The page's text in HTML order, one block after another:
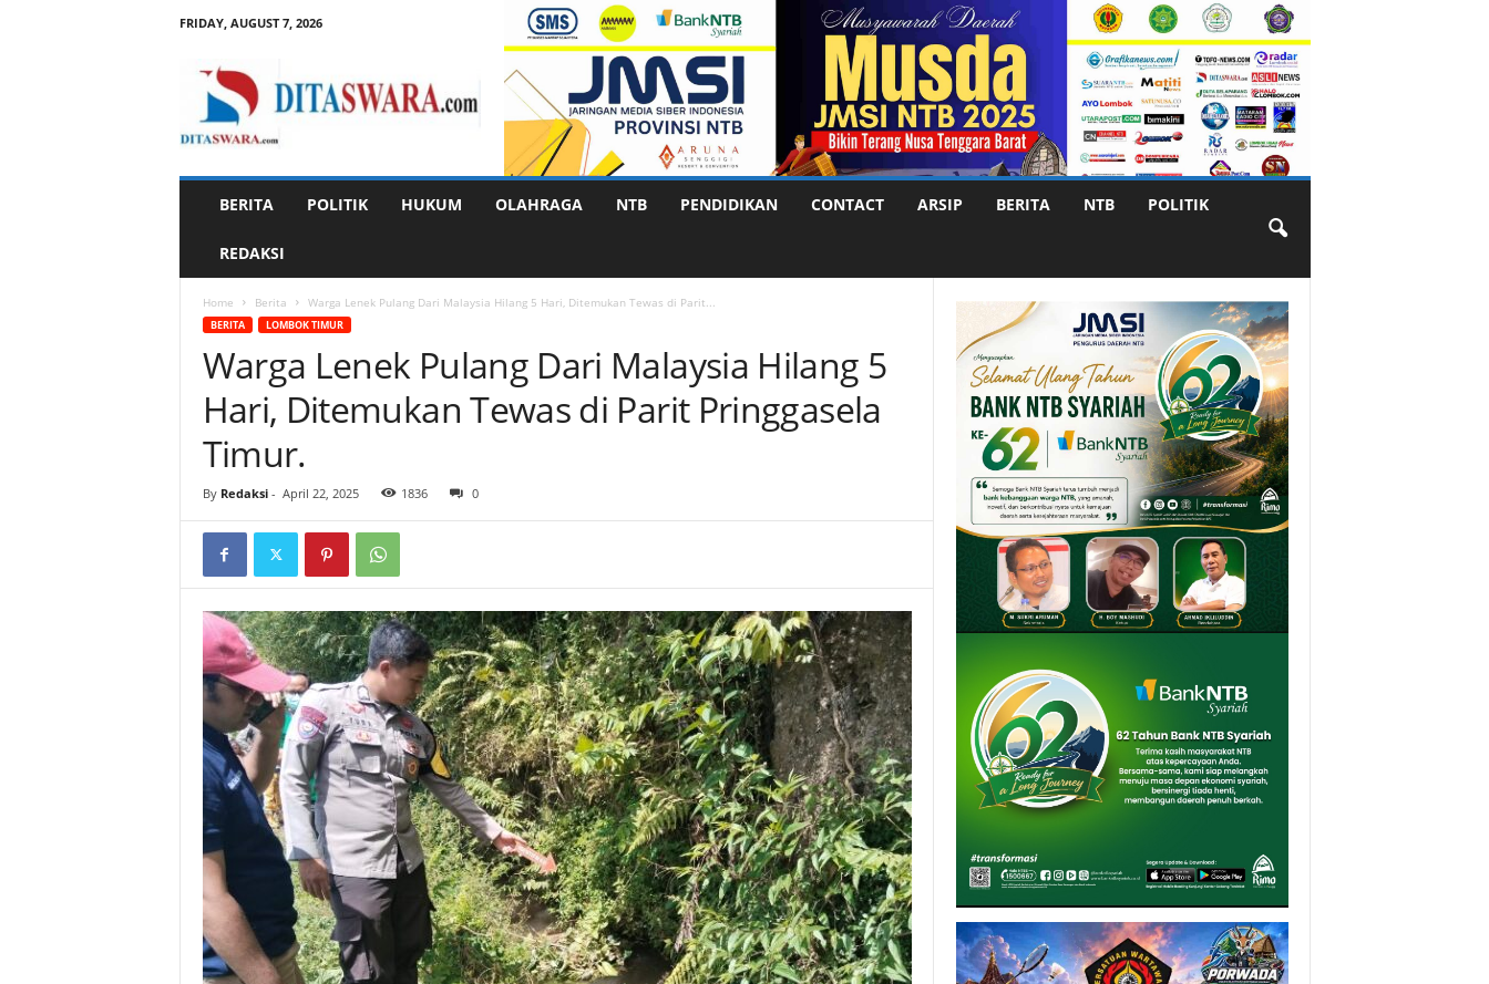
FRIDAY, AUGUST 7, 2026
s
BERITA POLITIK HUKUM OLAHRAGA NTB PENDIDIKAN CONTACT ARSIP BERITA NTB POLITIK
REDAKSI
Home Berita Warga Lenek Pulang Dari Malaysia Hilang 5 Hari, Ditemukan Tewas di Parit...
BERITA LOMBOK TIMUR
Warga Lenek Pulang Dari Malaysia Hilang 5
Hari, Ditemukan Tewas di Parit Pringgasela
Timur.
By Redaksi- April 22, 2025 1836 0